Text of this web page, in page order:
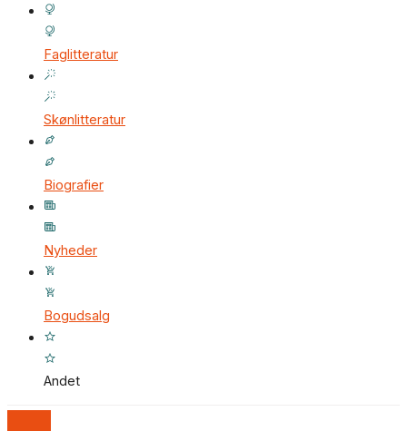
Faglitteratur
Skønlitteratur
Biografier
Nyheder
Bogudsalg
Andet